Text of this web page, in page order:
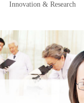
Innovation & Research